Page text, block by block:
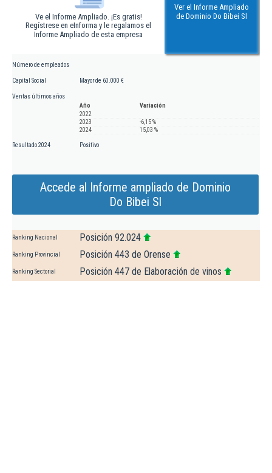
Ve el Informe Ampliado. ¡Es gratis!
Regístrese en eInforma y le regalamos el
Informe Ampliado de esta empresa
Ver el Informe Ampliado
de Dominio Do Bibei Sl
Número de empleados
Capital Social Mayor de 60.000 €
Ventas últimos años
Año
Variación
2022
2023
-6,15 %
2024
15,03 %
Resultado 2024 Positivo
Accede al Informe ampliado de Dominio
Do Bibei Sl
Ranking Nacional Posición 92.024
Ranking Provincial Posición 443 de Orense
Ranking Sectorial Posición 447 de Elaboración de vinos